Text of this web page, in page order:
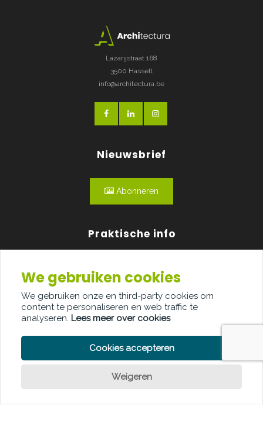
Lazarijstraat 168
3500 Hasselt
info@architectura.be
Nieuwsbrief
Abonneren
Praktische info
Over ons
Adverteren
Contact
We gebruiken cookies
We gebruiken onze en third-party cookies om
content te personaliseren en web traffic te
analyseren. Lees meer over cookies
Cookies accepteren
Weigeren